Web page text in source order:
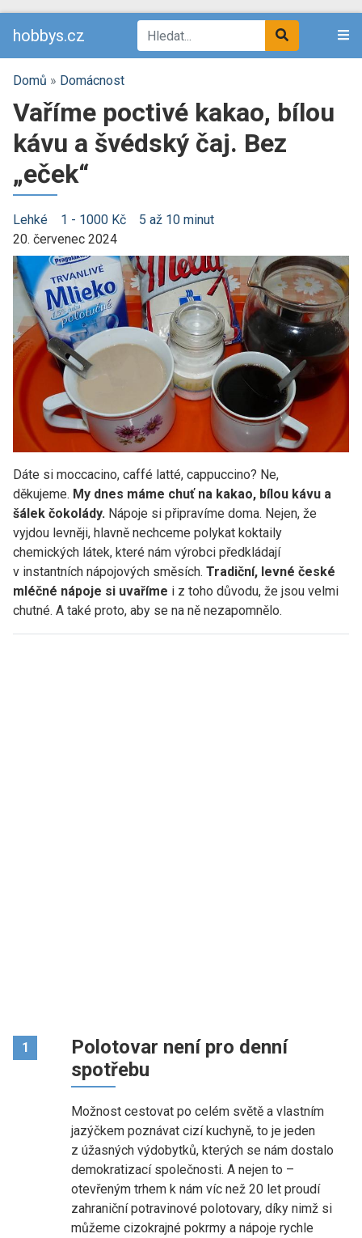
hobbys.cz
Domů » Domácnost
Vaříme poctivé kakao, bílou
kávu a švédský čaj. Bez
„eček“
Lehké 1 - 1000 Kč
5 až 10 minut
20. červenec 2024
Dáte si moccacino, caffé latté, cappuccino? Ne,
děkujeme. My dnes máme chuť na kakao, bílou kávu a
šálek čokolády. Nápoje si připravíme doma. Nejen, že
vyjdou levněji, hlavně nechceme polykat koktaily
chemických látek, které nám výrobci předkládají
v instantních nápojových směsích. Tradiční, levné české
mléčné nápoje si uvaříme i z toho důvodu, že jsou velmi
chutné. A také proto, aby se na ně nezapomnělo.
1
Polotovar není pro denní
spotřebu
Možnost cestovat po celém světě a vlastním
jazýčkem poznávat cizí kuchyně, to je jeden
z úžasných výdobytků, kterých se nám dostalo
demokratizací společnosti. A nejen to –
otevřeným trhem k nám víc než 20 let proudí
zahraniční potravinové polotovary, díky nimž si
můžeme cizokrajné pokrmy a nápoje rychle